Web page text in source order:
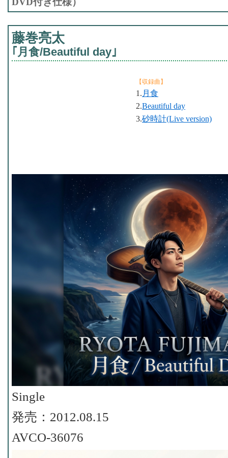
藤巻亮太
｢月食/Beautiful day｣
【収録曲】
1. 月食
2.Beautiful day
3.砂時計(Live version)
Single
発売：2012.08.15
AVCO-36076